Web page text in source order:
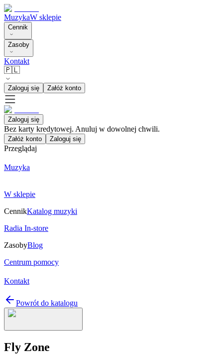
MuzykaW sklepie
Cennik
Zasoby
Kontakt
🇵🇱
Zaloguj się Załóż konto
Zaloguj się
Bez karty kredytowej. Anuluj w dowolnej chwili.
Załóż konto Zaloguj się
Przeglądaj
Muzyka
W sklepie
CennikKatalog muzyki
Radia In-store
ZasobyBlog
Centrum pomocy
Kontakt
Powrót do katalogu
Fly Zone